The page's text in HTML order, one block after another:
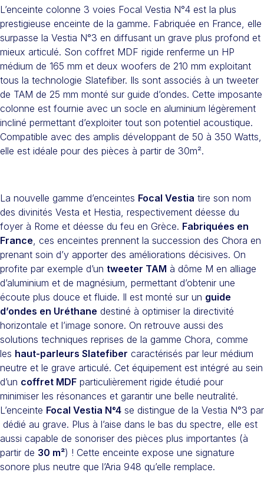
L’enceinte colonne 3 voies Focal Vestia N°4 est la plus
prestigieuse enceinte de la gamme. Fabriquée en France, elle
surpasse la Vestia N°3 en diffusant un grave plus profond et
mieux articulé. Son coffret MDF rigide renferme un HP
médium de 165 mm et deux woofers de 210 mm exploitant
tous la technologie Slatefiber. Ils sont associés à un tweeter
de TAM de 25 mm monté sur guide d’ondes. Cette imposante
colonne est fournie avec un socle en aluminium légèrement
incliné permettant d’exploiter tout son potentiel acoustique.
Compatible avec des amplis développant de 50 à 350 Watts,
elle est idéale pour des pièces à partir de 30m².
La nouvelle gamme d’enceintes Focal Vestia tire son nom
des divinités Vesta et Hestia, respectivement déesse du
foyer à Rome et déesse du feu en Grèce. Fabriquées en
France , ces enceintes prennent la succession des Chora en
prenant soin d’y apporter des améliorations décisives. On
profite par exemple d’un tweeter TAM à dôme M en alliage
d’aluminium et de magnésium, permettant d’obtenir une
écoute plus douce et fluide. Il est monté sur un guide
d’ondes en Uréthane destiné à optimiser la directivité
horizontale et l’image sonore. On retrouve aussi des
solutions techniques reprises de la gamme Chora, comme
les haut-parleurs Slatefiber caractérisés par leur médium
neutre et le grave articulé. Cet équipement est intégré au sein
d’un coffret MDF particulièrement rigide étudié pour
minimiser les résonances et garantir une belle neutralité.
L’enceinte Focal Vestia N°4 se distingue de la Vestia N°3 par
dédié au grave. Plus à l’aise dans le bas du spectre, elle est
aussi capable de sonoriser des pièces plus importantes (à
partir de 30 m²) ! Cette enceinte expose une signature
sonore plus neutre que l’Aria 948 qu’elle remplace.